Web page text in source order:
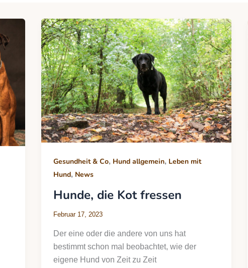
Gesundheit & Co, Hund allgemein, Leben mit
Hund, News
Hunde, die Kot fressen
Februar 17, 2023
Der eine oder die andere von uns hat
bestimmt schon mal beobachtet, wie der
eigene Hund von Zeit zu Zeit